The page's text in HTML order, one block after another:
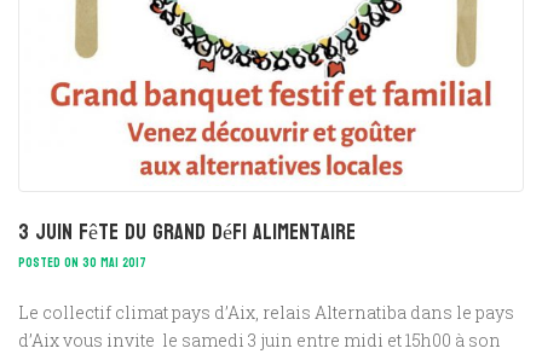
3 juin Fête du Grand défi alimentaire
POSTED ON 30 MAI 2017
Le collectif climat pays d’Aix, relais Alternatiba dans le pays
d’Aix vous invite le samedi 3 juin entre midi et 15h00 à son